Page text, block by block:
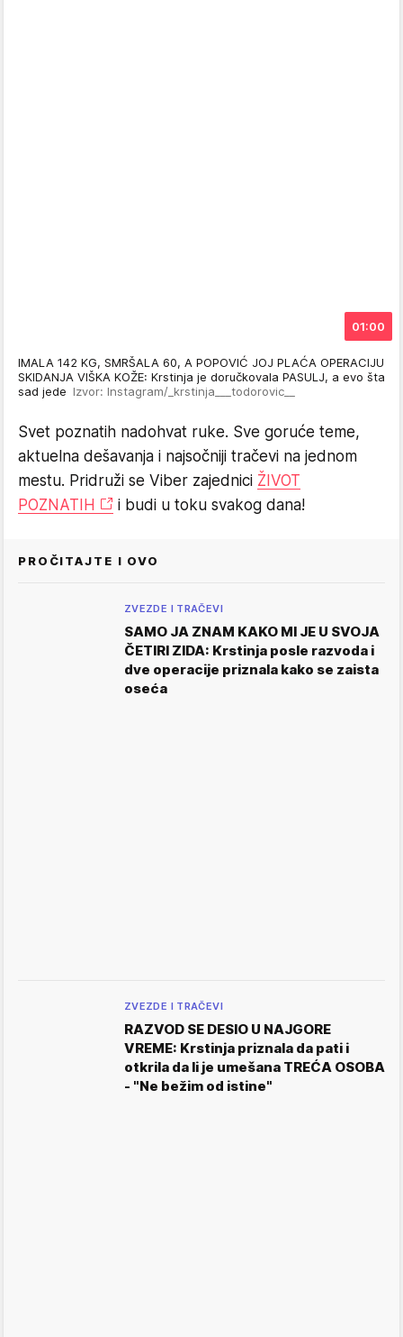
01:00
IMALA 142 KG, SMRŠALA 60, A POPOVIĆ JOJ PLAĆA OPERACIJU
SKIDANJA VIŠKA KOŽE: Krstinja je doručkovala PASULJ, a evo šta
sad jede Izvor: Instagram/_krstinja___todorovic__
Svet poznatih nadohvat ruke. Sve goruće teme,
aktuelna dešavanja i najsočniji tračevi na jednom
mestu. Pridruži se Viber zajednici ŽIVOT
POZNATIH
i budi u toku svakog dana!
PROČITAJTE I OVO
ZVEZDE I TRAČEVI
SAMO JA ZNAM KAKO MI JE U SVOJA
ČETIRI ZIDA: Krstinja posle razvoda i
dve operacije priznala kako se zaista
oseća
ZVEZDE I TRAČEVI
RAZVOD SE DESIO U NAJGORE
VREME: Krstinja priznala da pati i
otkrila da li je umešana TREĆA OSOBA
- "Ne bežim od istine"